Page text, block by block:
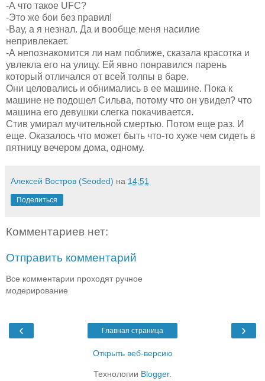
-А что такое UFC?
-Это же бои без правил!
-Вау, а я незнал. Да и вообще меня насилие
непривлекает.
-А непознакомится ли нам поближе, сказала красотка и
увлекла его на улицу. Ей явно понравился парень
который отличался от всей толпы в баре.
Они целовались и обнимались в ее машине. Пока к
машине не подошел Сильва, потому что он увидел? что
машина его девушки слегка покачивается.
Стив умирал мучительной смертью. Потом еще раз. И
еще. Оказалось что может быть что-то хуже чем сидеть в
пятницу вечером дома, одному.
Алексей Востров (Seoded) на 14:51
Поделиться
Комментариев нет:
Отправить комментарий
Все комментарии проходят ручное
модерирование
‹ ›
Главная страница
Открыть веб-версию
Технологии Blogger.